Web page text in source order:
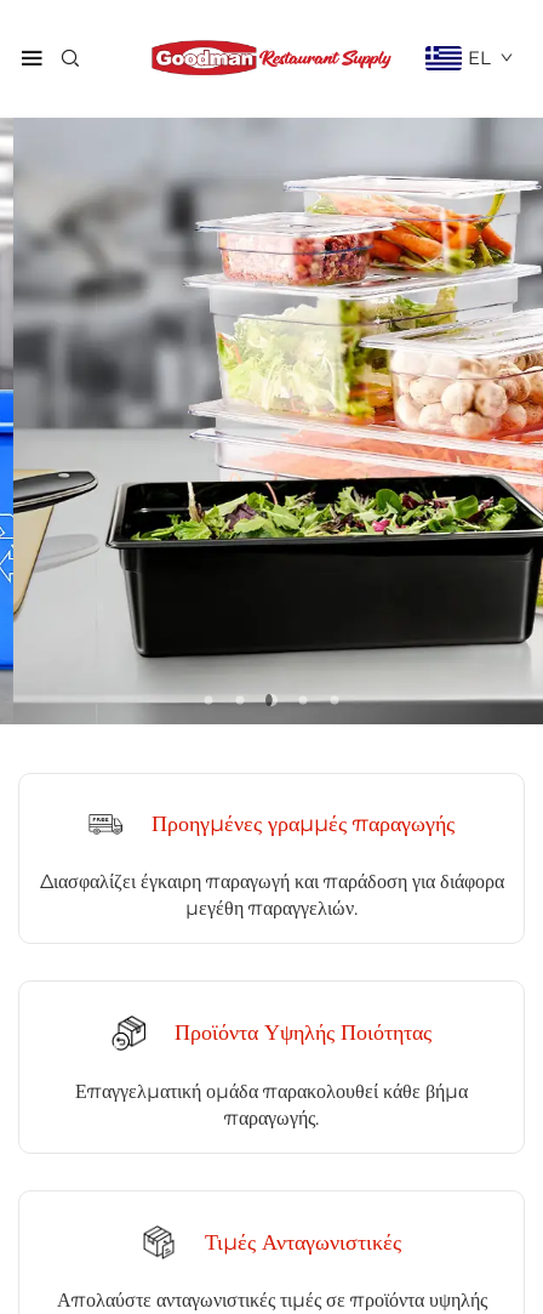
EL
GN Ταψί Φαγητού
Σας προσφέρει έναν τακτοποιημένο και οργανωμένο χώρο
για όλες τις ανάγκες προετοιμασίας φαγητού.
Contact Us
Προηγμένες γραμμές παραγωγής
Διασφαλίζει έγκαιρη παραγωγή και παράδοση για διάφορα
μεγέθη παραγγελιών.
Προϊόντα Υψηλής Ποιότητας
Επαγγελματική ομάδα παρακολουθεί κάθε βήμα
παραγωγής.
Τιμές Ανταγωνιστικές
Απολαύστε ανταγωνιστικές τιμές σε προϊόντα υψηλής